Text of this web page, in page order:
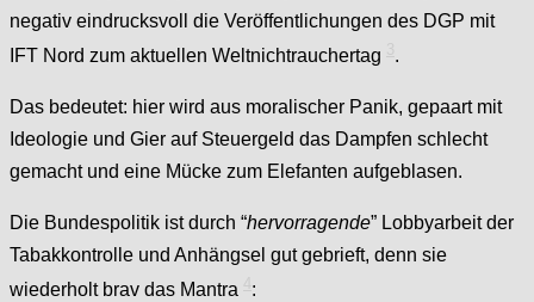
negativ eindrucksvoll die Veröffentlichungen des DGP mit
IFT Nord zum aktuellen Weltnichtrauchertag
.
Das bedeutet: hier wird aus moralischer Panik, gepaart mit
Ideologie und Gier auf Steuergeld das Dampfen schlecht
gemacht und eine Mücke zum Elefanten aufgeblasen.
Die Bundespolitik ist durch “hervorragende” Lobbyarbeit der
Tabakkontrolle und Anhängsel gut gebrieft, denn sie
wiederholt brav das Mantra
: